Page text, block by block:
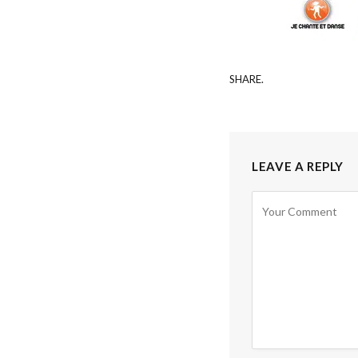
SHARE.
LEAVE A REPLY